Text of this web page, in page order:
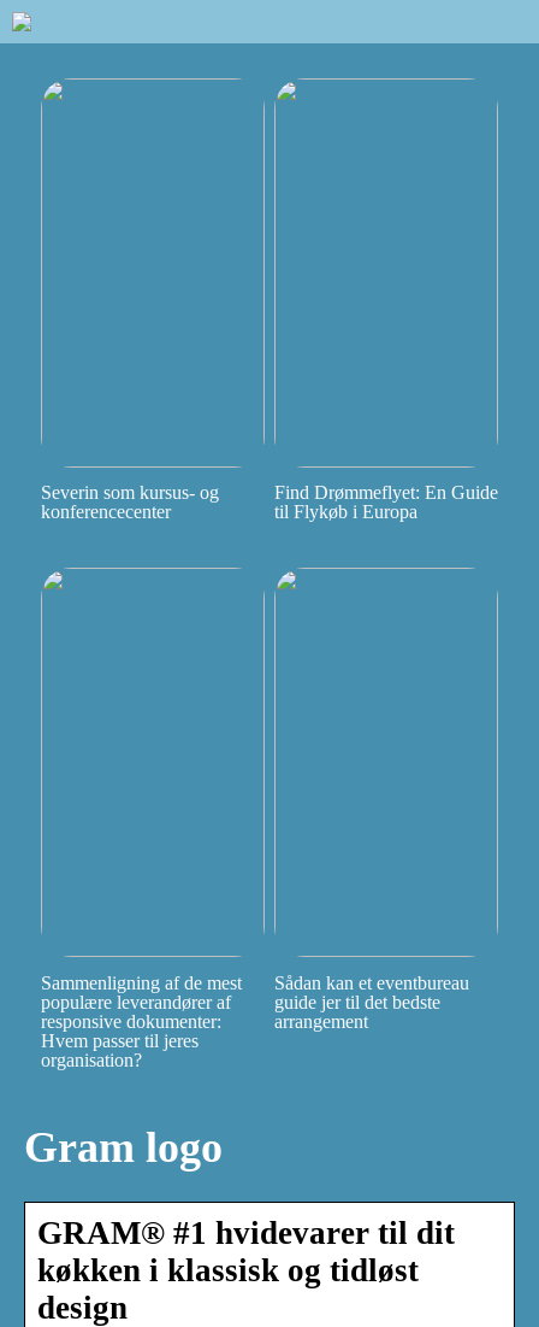
Severin som kursus- og
konferencecenter
Find Drømmeflyet: En Guide
til Flykøb i Europa
Sammenligning af de mest
populære leverandører af
responsive dokumenter:
Hvem passer til jeres
organisation?
Sådan kan et eventbureau
guide jer til det bedste
arrangement
Gram logo
GRAM® #1 hvidevarer til dit
køkken i klassisk og tidløst
design